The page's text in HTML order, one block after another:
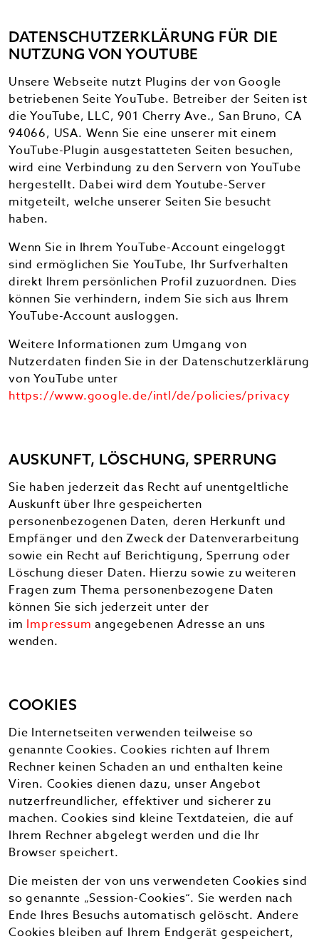
DATENSCHUTZERKLÄRUNG FÜR DIE
NUTZUNG VON YOUTUBE
Unsere Webseite nutzt Plugins der von Google
betriebenen Seite YouTube. Betreiber der Seiten ist
die YouTube, LLC, 901 Cherry Ave., San Bruno, CA
94066, USA. Wenn Sie eine unserer mit einem
YouTube-Plugin ausgestatteten Seiten besuchen,
wird eine Verbindung zu den Servern von YouTube
hergestellt. Dabei wird dem Youtube-Server
mitgeteilt, welche unserer Seiten Sie besucht
haben.
Wenn Sie in Ihrem YouTube-Account eingeloggt
sind ermöglichen Sie YouTube, Ihr Surfverhalten
direkt Ihrem persönlichen Profil zuzuordnen. Dies
können Sie verhindern, indem Sie sich aus Ihrem
YouTube-Account ausloggen.
Weitere Informationen zum Umgang von
Nutzerdaten finden Sie in der Datenschutzerklärung
von YouTube unter
https://www.google.de/intl/de/policies/privacy
AUSKUNFT, LÖSCHUNG, SPERRUNG
Sie haben jederzeit das Recht auf unentgeltliche
Auskunft über Ihre gespeicherten
personenbezogenen Daten, deren Herkunft und
Empfänger und den Zweck der Datenverarbeitung
sowie ein Recht auf Berichtigung, Sperrung oder
Löschung dieser Daten. Hierzu sowie zu weiteren
Fragen zum Thema personenbezogene Daten
können Sie sich jederzeit unter der
im Impressum angegebenen Adresse an uns
wenden.
COOKIES
Die Internetseiten verwenden teilweise so
genannte Cookies. Cookies richten auf Ihrem
Rechner keinen Schaden an und enthalten keine
Viren. Cookies dienen dazu, unser Angebot
nutzerfreundlicher, effektiver und sicherer zu
machen. Cookies sind kleine Textdateien, die auf
Ihrem Rechner abgelegt werden und die Ihr
Browser speichert.
Die meisten der von uns verwendeten Cookies sind
so genannte „Session-Cookies“. Sie werden nach
Ende Ihres Besuchs automatisch gelöscht. Andere
Cookies bleiben auf Ihrem Endgerät gespeichert,